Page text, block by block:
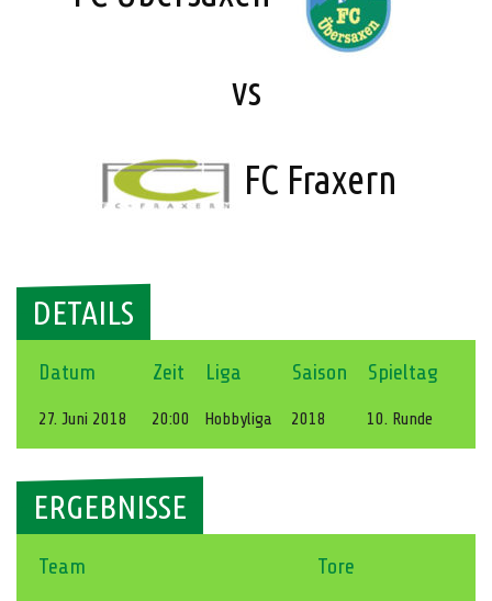
vs
FC Fraxern
DETAILS
Datum Zeit Liga Saison Spieltag
27. Juni 2018 20:00 Hobbyliga 2018 10. Runde
ERGEBNISSE
Team Tore